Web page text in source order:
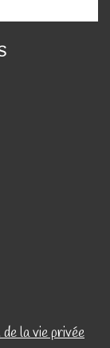
la vie privée